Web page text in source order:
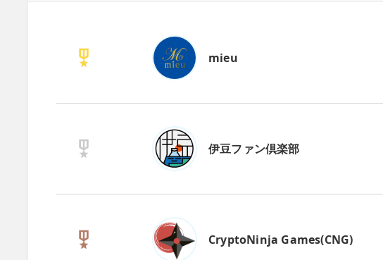
mieu
伊豆ファン倶楽部
CryptoNinja Games(CNG)